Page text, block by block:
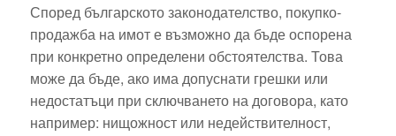
Според българското законодателство, покупко-
продажба на имот е възможно да бъде оспорена
при конкретно определени обстоятелства. Това
може да бъде, ако има допуснати грешки или
недостатъци при сключването на договора, като
например: нищожност или недействителност,